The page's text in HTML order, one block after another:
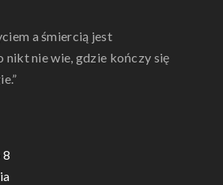
a śmiercią jest
nikt nie wie, gdzie kończy się
8